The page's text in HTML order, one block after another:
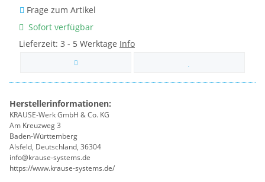
Frage zum Artikel
Sofort verfügbar
Lieferzeit: 3 - 5 Werktage Info
Herstellerinformationen:
KRAUSE-Werk GmbH & Co. KG
Am Kreuzweg 3
Baden-Württemberg
Alsfeld, Deutschland, 36304
info@krause-systems.de
https://www.krause-systems.de/